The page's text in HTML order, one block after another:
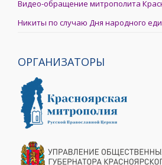
Видео-обращение митрополита
Никиты по случаю Дня народного
ОРГАНИЗАТОРЫ